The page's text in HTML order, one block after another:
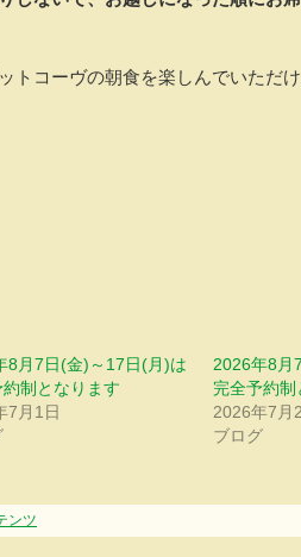
トコーヴの朝食を楽しんでいただ
8月7日(金)～17日(月)は
約制となります
7月1日
2026年8月
完全予約制
2026年7月
ブログ
ンツ